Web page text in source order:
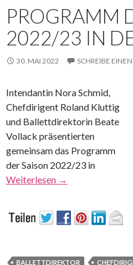
PROGRAMM
2022/23 IN
30. MAI 2022 SCHREIBE
Intendantin Nora Schmid,
Chefdirigent Roland Kluttig
und Ballettdirektorin Beate
Vollack präsentierten
gemeinsam das Programm
der Saison 2022/23 in
Weiterlesen →
BALLETTDIREKTOR